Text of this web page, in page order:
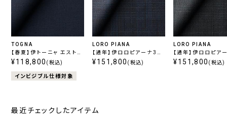
TOGNA
【春夏】伊トーニャ エストラ
ート ストレッチ ネイビー無
¥118,800 (税込)
インビジブル仕様対象
LORO PIANA
【通年】伊ロロピアーナ365
スーパー130's ネイビーチ
¥151,800 (税込)
LORO PIANA
【通年】伊ロロピア
スーパー130's チ
¥151,800 (税込)
最近チェックしたアイテム